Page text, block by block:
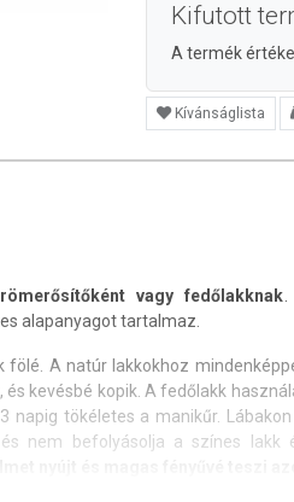
Kifutott
A termék
Kívánságlista
vagy fedőlakknak
alapanyagot tartalmaz.
fölé. A natúr lakkokhoz
kevésbé kopik. A fedőlakk
napig tökéletes a manikűr. Lábakon
nem befolyásolja a színes lakk